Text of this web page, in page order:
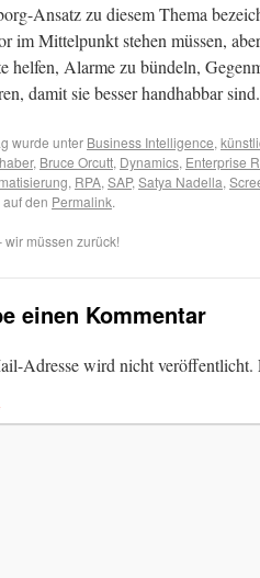
Ansatz zu diesem Thema
im Mittelpunkt stehen müssen,
helfen, Alarme zu bündeln,
damit sie besser handhabbar sind.
wurde unter Business Intelligence,
, Bruce Orcutt, Dynamics, Enterprise
, RPA, SAP, Satya Nadella,
den Permalink.
wir müssen zurück!
einen Kommentar
Adresse wird nicht veröffentlicht.